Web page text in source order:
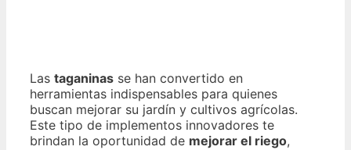
Las taganinas se han convertido en
herramientas indispensables para quienes
buscan mejorar su jardín y cultivos agrícolas.
Este tipo de implementos innovadores te
brindan la oportunidad de mejorar el riego,